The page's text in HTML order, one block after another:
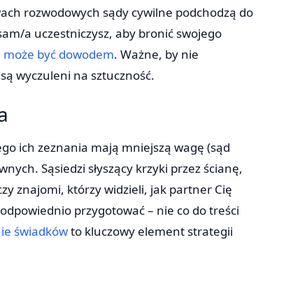
rozwodowych sądy cywilne podchodzą do
a uczestniczysz, aby bronić swojego
być dowodem. Ważne, by nie
wyczuleni na sztuczność.
ich zeznania mają mniejszą wagę (sąd
Sąsiedzi słyszący krzyki przez ścianę,
znajomi, którzy widzieli, jak partner Cię
przygotować – nie co do treści
świadkówto kluczowy element strategii